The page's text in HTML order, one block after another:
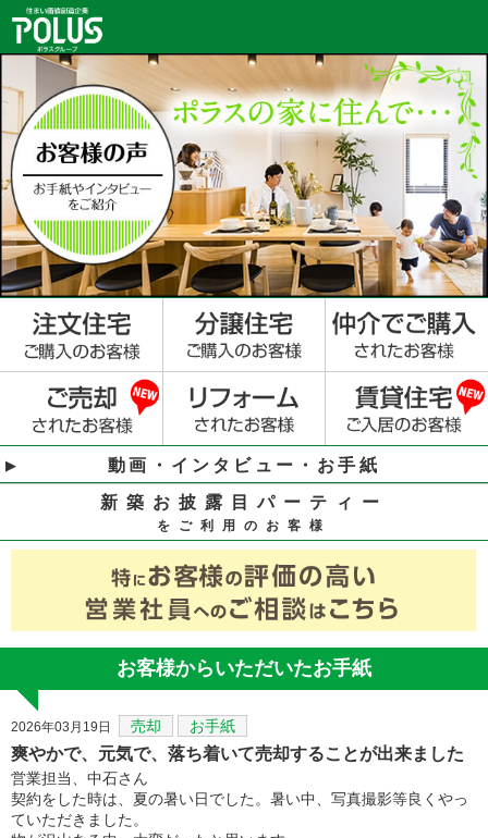
動画・インタビュー・お手紙
新築お披露目パーティー
をご利用のお客様
お客様からいただいたお手紙
2026年03月19日 売却 お手紙
爽やかで、元気で、落ち着いて売却することが出来ました
営業担当、中石さん
契約をした時は、夏の暑い日でした。暑い中、写真撮影等良くやっ
ていただきました。